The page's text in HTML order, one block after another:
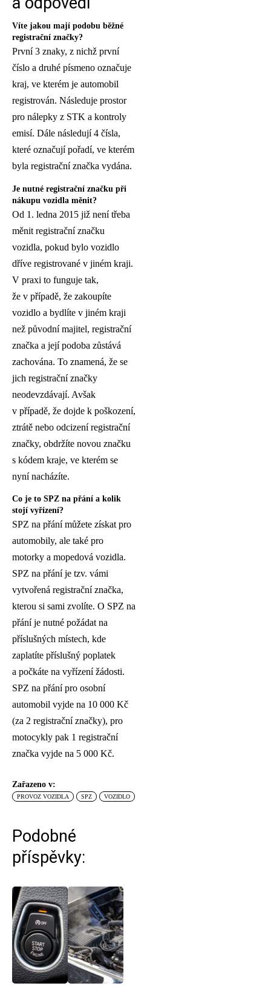
Víte jakou mají podobu běžné
registrační značky?
První 3 znaky, z nichž první
číslo a druhé písmeno označuje
kraj, ve kterém je automobil
registrován. Následuje prostor
pro nálepky z STK a kontroly
emisí. Dále následují 4 čísla,
které označují pořadí, ve kterém
byla registrační značka vydána.
Je nutné registrační značku při
nákupu vozidla měnit?
Od 1. ledna 2015 již není třeba
měnit registrační značku
vozidla, pokud bylo vozidlo
dříve registrované v jiném kraji.
V praxi to funguje tak,
že v případě, že zakoupíte
vozidlo a bydlíte v jiném kraji
než původní majitel, registrační
značka a její podoba zůstává
zachována. To znamená, že se
jich registrační značky
neodevzdávají. Avšak
v případě, že dojde k poškození,
ztrátě nebo odcizení registrační
značky, obdržíte novou značku
s kódem kraje, ve kterém se
nyní nacházíte.
Co je to SPZ na přání a kolik
stojí vyřízení?
SPZ na přání můžete získat pro
automobily, ale také pro
motorky a mopedová vozidla.
SPZ na přání je tzv. vámi
vytvořená registrační značka,
kterou si sami zvolíte. O SPZ na
přání je nutné požádat na
příslušných místech, kde
zaplatíte příslušný poplatek
a počkáte na vyřízení žádosti.
SPZ na přání pro osobní
automobil vyjde na 10 000 Kč
(za 2 registrační značky), pro
motocykly pak 1 registrační
značka vyjde na 5 000 Kč.
Zařazeno v:
PROVOZ VOZIDLA SPZ VOZIDLO
Podobné
příspěvky: